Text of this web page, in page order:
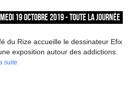
19 OCTOBRE 2019 - TOUTE LA JOURNÉE
du Rize accueille le dessinateur Efix
exposition autour des addictions.
suite